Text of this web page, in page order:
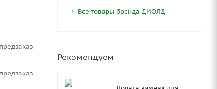
Предзаказ
Предзаказ
Все товары бренда ДИОЛД
Рекомендуем